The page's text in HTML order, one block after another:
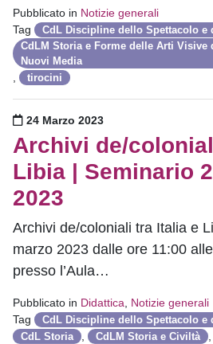
Pubblicato in Notizie generali
Tag
CdL Discipline dello Spettacolo e
CdLM Storia e Forme delle Arti Visive
Nuovi Media
tirocini
Pubblicato il
24 Marzo 2023
Archivi de/
Libia | Seminario
2023
Archivi de/coloniali tra Italia e
marzo 2023 dalle ore 11:00
presso l’Aula…
Pubblicato in Didattica
Notizie generali
Tag
CdL Discipline dello Spettacolo e
CdL Storia CdLM Storia e Civiltà